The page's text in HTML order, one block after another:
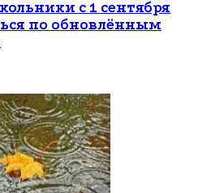
с 1 сентября
по обновлённым